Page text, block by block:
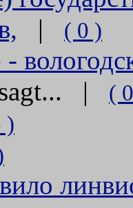
| ( 0 )
-
| (
)